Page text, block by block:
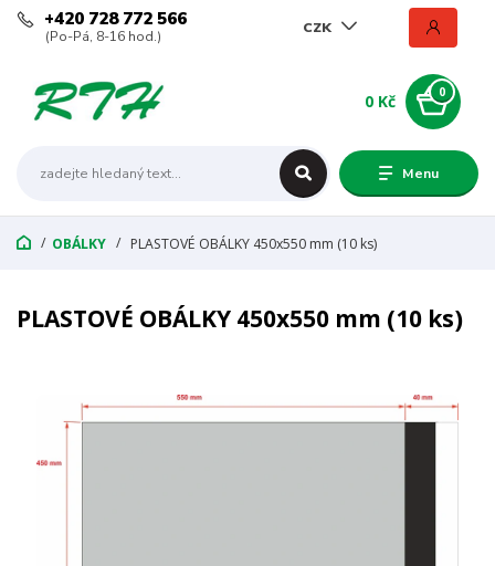
Menu
CZK
+420 728 772 566
(Po-Pá, 8-16 hod.)
0
0 Kč
OBÁLKY PLASTOVÉ OBÁLKY 450x550 mm (10 ks)
PLASTOVÉ OBÁLKY 450x550 mm (10 ks)